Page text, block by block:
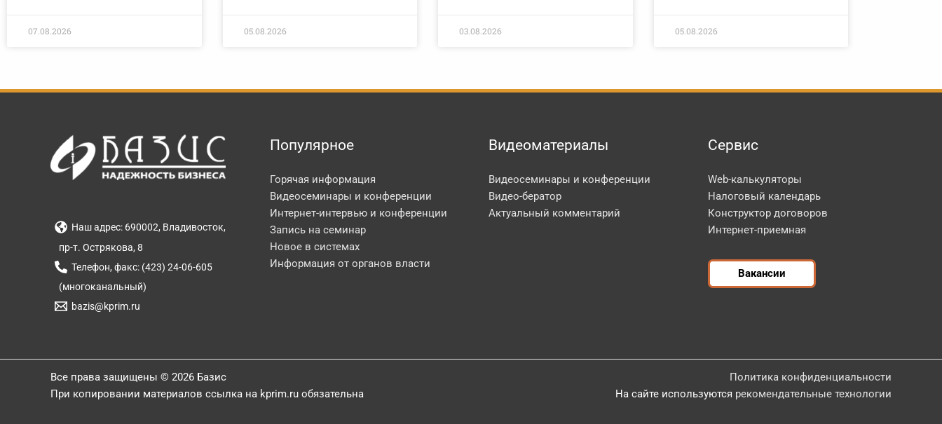
07.08.2026 05.08.2026 03.08.2026 05.08.2026
Наш адрес: 690002, Владивосток,
пр-т. Острякова, 8
Телефон, факс: (423) 24-06-605
(многоканальный)
bazis@kprim.ru
Популярное
Горячая информация
Видеосеминары и конференции
Интернет-интервью и конференции
Запись на семинар
Новое в системах
Информация от органов власти
Видеоматериалы
Видеосеминары и конференции
Видео-бератор
Актуальный комментарий
Сервис
Web-калькуляторы
Налоговый календарь
Конструктор договоров
Интернет-приемная
Вакансии
Все права защищены © 2026 Базис
При копировании материалов ссылка на kprim.ru обязательна
Политика конфиденциальности
На сайте используются рекомендательные технологии